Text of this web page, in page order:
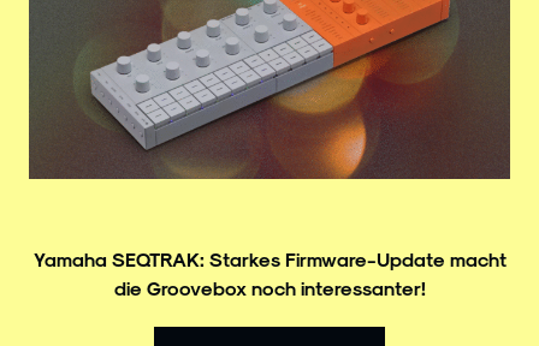
Yamaha SEQTRAK: Starkes Firmware-Update macht
die Groovebox noch interessanter!